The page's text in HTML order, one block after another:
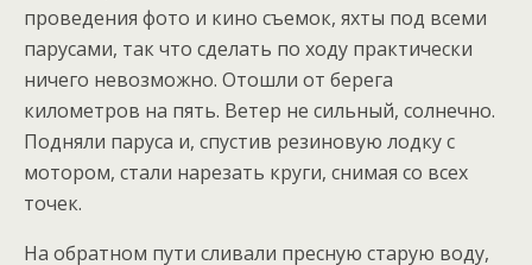
проведения фото и кино съемок, яхты под всеми
парусами, так что сделать по ходу практически
ничего невозможно. Отошли от берега
километров на пять. Ветер не сильный, солнечно.
Подняли паруса и, спустив резиновую лодку с
мотором, стали нарезать круги, снимая со всех
точек.
На обратном пути сливали пресную старую воду,